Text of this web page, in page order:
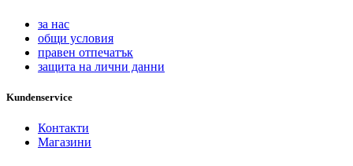
за нас
общи условия
правен отпечатък
защита на лични данни
Kundenservice
Контакти
Магазини